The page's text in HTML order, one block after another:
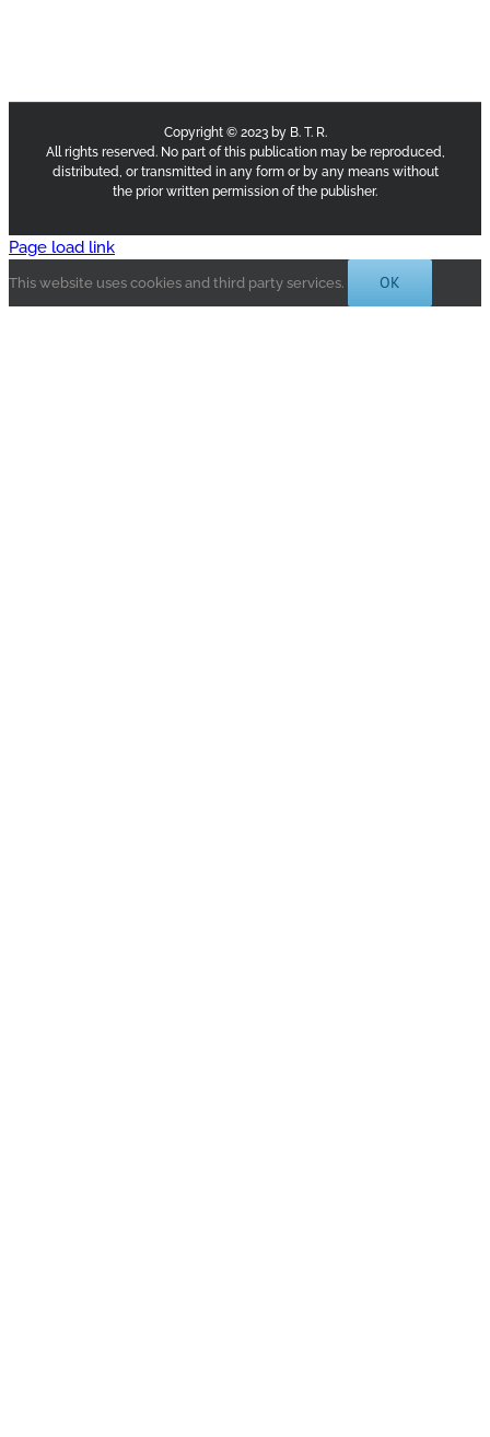
Copyright © 2023 by B. T. R.
All rights reserved. No part of this publication may be reproduced,
distributed, or transmitted in any form or by any means without
the prior written permission of the publisher.
Page load link
This website uses cookies and third party services. OK